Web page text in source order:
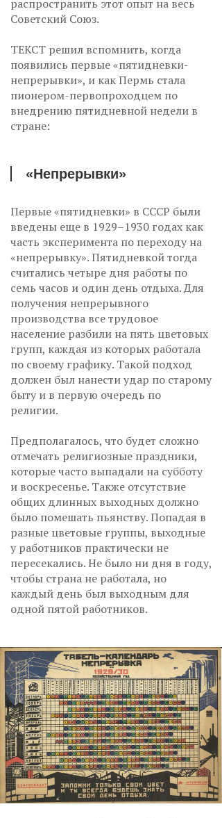
распространить этот опыт на весь
Советский Союз.
ТЕКСТ решил вспомнить, когда
появились первые «пятидневки-
непрерывки», и как Пермь стала
пионером-первопроходцем по
внедрению пятидневной недели в
стране:
«Непрерывки»
Первые «пятидневки» в СССР были
введены еще в 1929–1930 годах как
часть эксперимента по переходу на
«непрерывку». Пятидневкой тогда
считались четыре дня работы по
семь часов и один день отдыха. Для
получения непрерывного
производства все трудовое
население разбили на пять цветовых
групп, каждая из которых работала
по своему графику. Такой подход
должен был нанести удар по старому
быту и в первую очередь по
религии.
Предполагалось, что будет сложно
отмечать религиозные праздники,
которые часто выпадали на субботу
и воскресенье. Также отсутствие
общих длинных выходных должно
было помешать пьянству. Попадая в
разные цветовые группы, выходные
у работников практически не
пересекались. Не было ни дня в году,
чтобы страна не работала, но
каждый день был выходным для
одной пятой работников.